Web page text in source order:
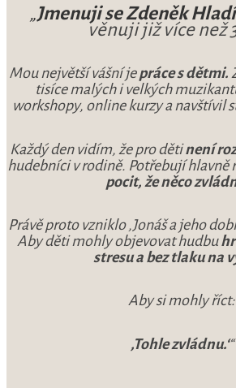
„Jmenuji se Zdeněk
věnuji již více než
Mou největší vášní jepráce s dětmi.
tisíce malých i velkých
workshopy, online kurzy a navštívil
Každý den vidím, že pro dětinení
hudebníci v rodině. Potřebují hlavně
pocit, že něco
Právě proto vzniklo ‚Jonáš a jeho
Aby děti mohly objevovat hudbu
stresu a bez tlaku na
Aby si mohly říct:
‚Tohle zvládnu.‘“